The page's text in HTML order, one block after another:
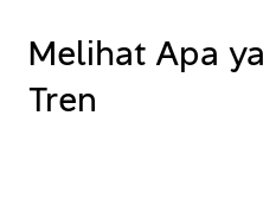
Melihat Apa
Tren